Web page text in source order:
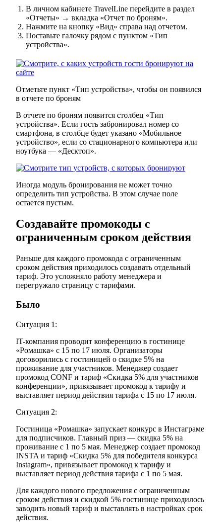
В личном кабинете TravelLine перейдите в раздел
«Отчеты» → вкладка «Отчет по броням».
Нажмите на кнопку «Вид» справа над отчетом.
Поставьте галочку рядом с пунктом «Тип
устройства».
Отметьте пункт «Тип устройства», чтобы он появился
в отчете по броням
В отчете по броням появится столбец «Тип
устройства». Если гость забронировал номер со
смартфона, в столбце будет указано «Мобильное
устройство», если со стационарного компьютера или
ноутбука — «Десктоп».
Иногда модуль бронирования не может точно
определить тип устройства. В этом случае поле
остается пустым.
Создавайте промокоды с
ограниченным сроком действия
Раньше для каждого промокода с ограниченным
сроком действия приходилось создавать отдельный
тариф. Это усложняло работу менеджера и
перегружало страницу с тарифами.
Было
Ситуация 1:
IT-компания проводит конференцию в гостинице
«Ромашка» с 15 по 17 июля. Организаторы
договорились с гостиницей о скидке 5% на
проживание для участников. Менеджер создает
промокод CONF и тариф «Скидка 5% для участников
конференции», привязывает промокод к тарифу и
выставляет период действия тарифа с 15 по 17 июля.
Ситуация 2:
Гостиница «Ромашка» запускает конкурс в Инстаграме
для подписчиков. Главный приз — скидка 5% на
проживание с 1 по 5 мая. Менеджер создает промокод
INSTA и тариф «Скидка 5% для победителя конкурса
Instagram», привязывает промокод к тарифу и
выставляет период действия тарифа с 1 по 5 мая.
Для каждого нового предложения с ограниченным
сроком действия и скидкой 5% гостинице приходилось
заводить новый тариф и выставлять в настройках срок
действия.